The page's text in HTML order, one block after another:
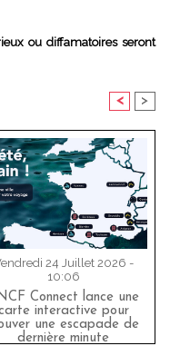
ou diffamatoires seront
< >
24 Juillet 2026 -
10:06
Connect lance une
interactive pour
une escapade de
dernière minute